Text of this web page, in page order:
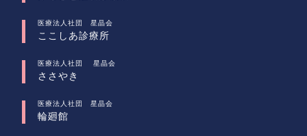
医療法人社団 星晶会
ここしあ診療所
医療法人社団 星晶会
ささやき
医療法人社団 星晶会
輪廻館